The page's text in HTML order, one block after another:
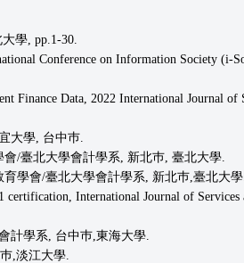
學, pp.1-30.
Conference on Information Society (i-
Finance Data, 2022 International Journal of
大學, 台中巿.
/臺北大學會計學系, 新北巿, 臺北大學.
學會/臺北大學會計學系, 新北巿,臺北大
International Journal of Services
計學系, 台中巿,東海大學.
,淡江大學.